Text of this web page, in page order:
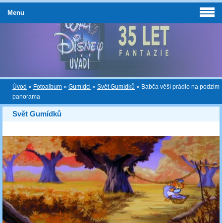
Úvod » Fotoalbum » Gumídci » Svět Gumídků » Babča věší prádlo na podzim
panorama
Svět Gumídků
Menu